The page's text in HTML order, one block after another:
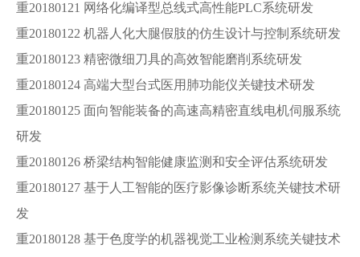
重20180121 网络化编译型总线式高性能PLC系统研发
重20180122 机器人化大腿假肢的仿生设计与控制系统研发
重20180123 精密微细刀具的高效智能磨削系统研发
重20180124 高端大型台式医用肺功能仪关键技术研发
重20180125 面向智能装备的高速高精密直线电机伺服系统
研发
重20180126 桥梁结构智能健康监测和安全评估系统研发
重20180127 基于人工智能的医疗影像诊断系统关键技术研
发
重20180128 基于色度学的机器视觉工业检测系统关键技术